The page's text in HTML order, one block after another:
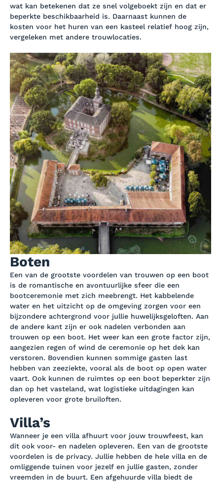
wat kan betekenen dat ze snel volgeboekt zijn en dat er
beperkte beschikbaarheid is. Daarnaast kunnen de
kosten voor het huren van een kasteel relatief hoog zijn,
vergeleken met andere trouwlocaties.
Boten
Een van de grootste voordelen van trouwen op een boot
is de romantische en avontuurlijke sfeer die een
bootceremonie met zich meebrengt. Het kabbelende
water en het uitzicht op de omgeving zorgen voor een
bijzondere achtergrond voor jullie huwelijksgeloften. Aan
de andere kant zijn er ook nadelen verbonden aan
trouwen op een boot. Het weer kan een grote factor zijn,
aangezien regen of wind de ceremonie op het dek kan
verstoren. Bovendien kunnen sommige gasten last
hebben van zeeziekte, vooral als de boot op open water
vaart. Ook kunnen de ruimtes op een boot beperkter zijn
dan op het vasteland, wat logistieke uitdagingen kan
opleveren voor grote bruiloften.
Villa’s
Wanneer je een villa afhuurt voor jouw trouwfeest, kan
dit ook voor- en nadelen opleveren. Een van de grootste
voordelen is de privacy. Jullie hebben de hele villa en de
omliggende tuinen voor jezelf en jullie gasten, zonder
vreemden in de buurt. Een afgehuurde villa biedt de